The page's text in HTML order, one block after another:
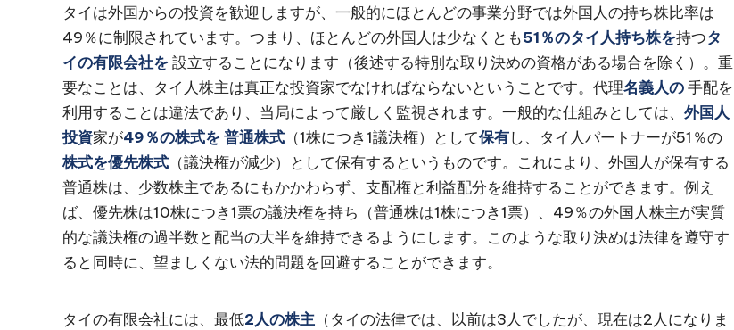
タイは外国からの投資を歓迎しますが、一般的にほとんどの事業分野では外国人の持ち株比率は
49％に制限されています。つまり、ほとんどの外国人は少なくとも51％のタイ人持ち株を持つタ
イの有限会社を 設立することになります（後述する特別な取り決めの資格がある場合を除く）。重
要なことは、タイ人株主は真正な投資家でなければならないということです。代理名義人の手配を
利用することは違法であり、当局によって厳しく監視されます。一般的な仕組みとしては、 外国人
投資家が49％の株式を 普通株式 （1株につき1議決権）として保有し、タイ人パートナーが51％の
株式を優先株式 （議決権が減少）として保有するというものです。これにより、外国人が保有する
普通株は、少数株主であるにもかかわらず、支配権と利益配分を維持することができます。例え
ば、優先株は10株につき1票の議決権を持ち（普通株は1株につき1票）、49％の外国人株主が実質
的な議決権の過半数と配当の大半を維持できるようにします。このような取り決めは法律を遵守す
ると同時に、望ましくない法的問題を回避することができます。
タイの有限会社には、最低2人の株主 （タイの法律では、以前は3人でしたが、現在は2人になりま